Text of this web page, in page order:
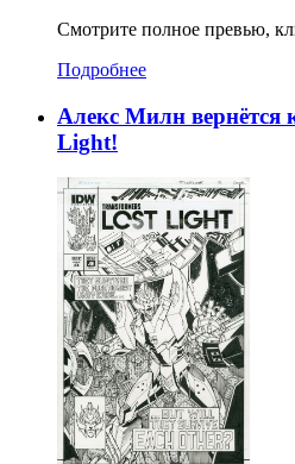
Смотрите полное превью,
Подробнее
Алекс Милн вернётся
Light!